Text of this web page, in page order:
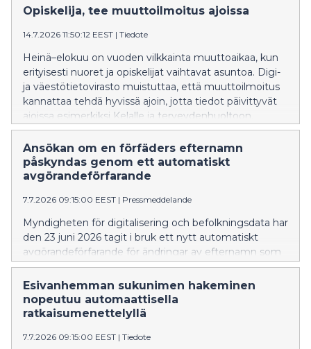
Opiskelija, tee muuttoilmoitus ajoissa
14.7.2026 11:50:12 EEST | Tiedote
Heinä–elokuu on vuoden vilkkainta muuttoaikaa, kun
erityisesti nuoret ja opiskelijat vaihtavat asuntoa. Digi-
ja väestötietovirasto muistuttaa, että muuttoilmoitus
kannattaa tehdä hyvissä ajoin, jotta tiedot päivittyvät
ajoissa esimerkiksi Kelalle ja terveydenhuoltoon.
Ansökan om en förfäders efternamn
påskyndas genom ett automatiskt
avgörandeförfarande
7.7.2026 09:15:00 EEST | Pressmeddelande
Myndigheten för digitalisering och befolkningsdata har
den 23 juni 2026 tagit i bruk ett nytt automatiskt
avgörandeförfarande för ändringar av efternamn som
sökts via Namnändringstjänsten, där en myndig
person ansöker om ett nytt efternamn som hens
förälder, mormor/farmor eller morfar/farfar har haft och
vars uppgifter syns i befolkningsdatasystemet.
Esivanhemman sukunimen hakeminen
nopeutuu automaattisella
ratkaisumenettelyllä
7.7.2026 09:15:00 EEST | Tiedote